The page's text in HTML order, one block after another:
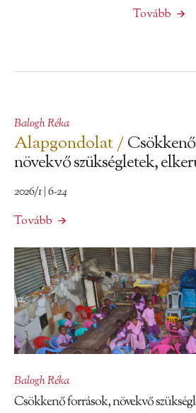
Tovább
Balogh Réka
Alapgondolat /
növekvő szükségletek,
2026/1 | 6-24
Tovább
Balogh Réka
Csökkenő források, növekvő